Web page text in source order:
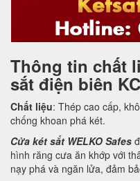
Thông tin chất
sắt điện biên
Chất liệu: Thép cao cấp,
chống khoan phá két.
Cửa két sắt WELKO Safes
hình răng cưa ăn khớp với
nạy phá và ngăn lửa, đảm